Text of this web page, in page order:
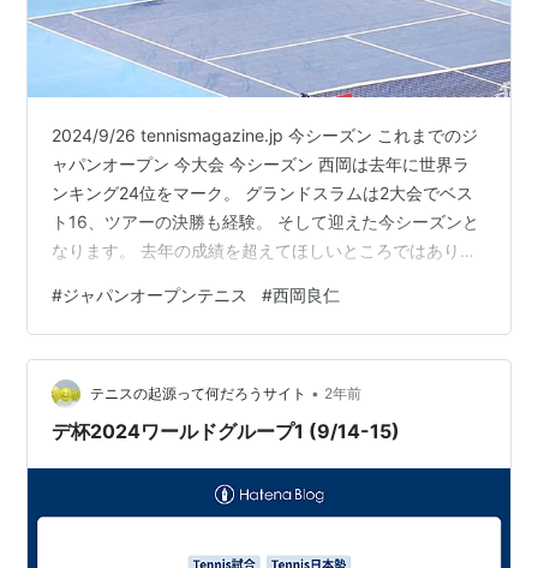
2024/9/26 tennismagazine.jp 今シーズン これまでのジ
ャパンオープン 今大会 今シーズン 西岡は去年に世界ラ
ンキング24位をマーク。 グランドスラムは2大会でベス
ト16、ツアーの決勝も経験。 そして迎えた今シーズンと
なります。 去年の成績を超えてほしいところではありま
早期敗退それも、1回戦敗退も少なくなく、7月にはラン
キングを100位近くにまでなります。 パリ五輪のメンバ
ーにも1歩届かずでした。 そのオリンピックの同時期、ア
メリカはワシントンで250大会の決勝進出。 ギリギリの
内容でなんとか勝ち、ツアー3勝目を手にし…
#ジャパンオープンテニス #西岡良仁
テニスの起源って何だろうサイト • 2年前
デ杯2024ワールドグループ1 (9/14-15)